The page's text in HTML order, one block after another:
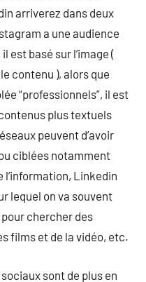
arriverez dans deux
a une audience
est basé sur l’image (
contenu ), alors que
“professionnels”, il est
plus textuels
peuvent d’avoir
ciblées notamment
Linkedin
lequel on va souvent
chercher des
films et de la vidéo, etc.
sont de plus en